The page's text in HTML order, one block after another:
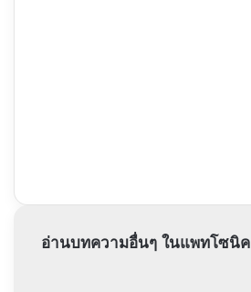
อ่านบทความอื่นๆ ในแพทโซนิค